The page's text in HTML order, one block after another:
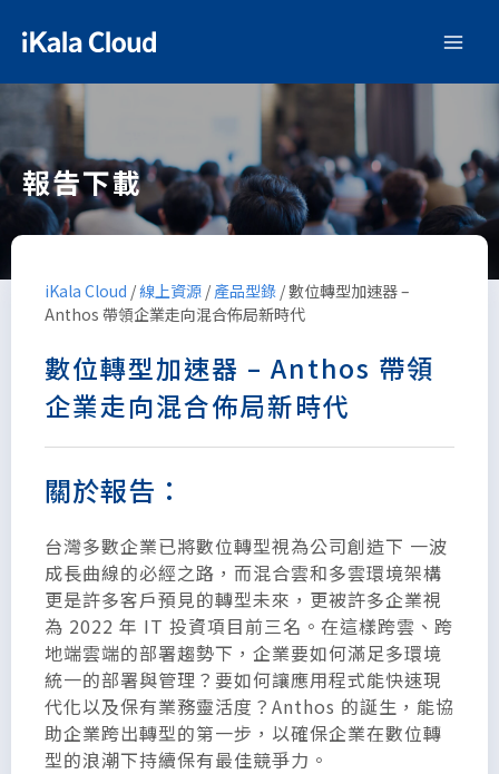
報告下載
iKala Cloud /線上資源 / 產品型錄 /數位轉型加速器 –
Anthos 帶領企業走向混合佈局新時代
數位轉型加速器 – Anthos 帶領
企業走向混合佈局新時代
關於報告：
台灣多數企業已將數位轉型視為公司創造下 一波
成長曲線的必經之路，而混合雲和多雲環境架構
更是許多客戶預見的轉型未來， 更被許多企業視
為 2022 年 IT 投資項目前三名。在這樣跨雲、跨
地端雲端的部署趨勢下，企業要如何滿足多環境
統一的部署與管理？要如何讓應用程式能快速現
代化以及保有業務靈活度？ Anthos 的誕生，能協
助企業跨出轉型的第一步， 以確保企業在數位轉
型的浪潮下持續保有最佳競爭力。